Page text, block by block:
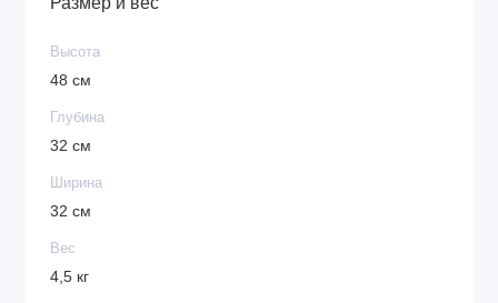
Высота
48 см
Глубина
32 см
Ширина
32 см
Вес
4,5 кг